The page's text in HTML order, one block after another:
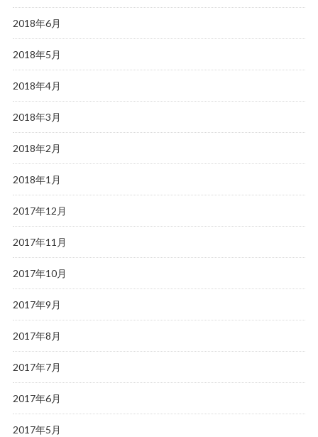
2018年6月
2018年5月
2018年4月
2018年3月
2018年2月
2018年1月
2017年12月
2017年11月
2017年10月
2017年9月
2017年8月
2017年7月
2017年6月
2017年5月